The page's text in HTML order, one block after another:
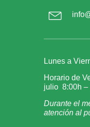
Lunes a
Horario de
julio 8:00h –
Durante el
atención al